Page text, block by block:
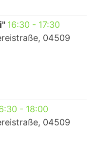
16:30- 17:30
04509
- 18:00
04509